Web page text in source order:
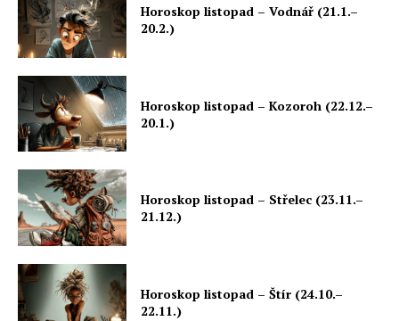
Horoskop listopad – Vodnář (21.1.–
20.2.)
Horoskop listopad – Kozoroh (22.12.–
20.1.)
Horoskop listopad – Střelec (23.11.–
21.12.)
Horoskop listopad – Štír (24.10.–
22.11.)